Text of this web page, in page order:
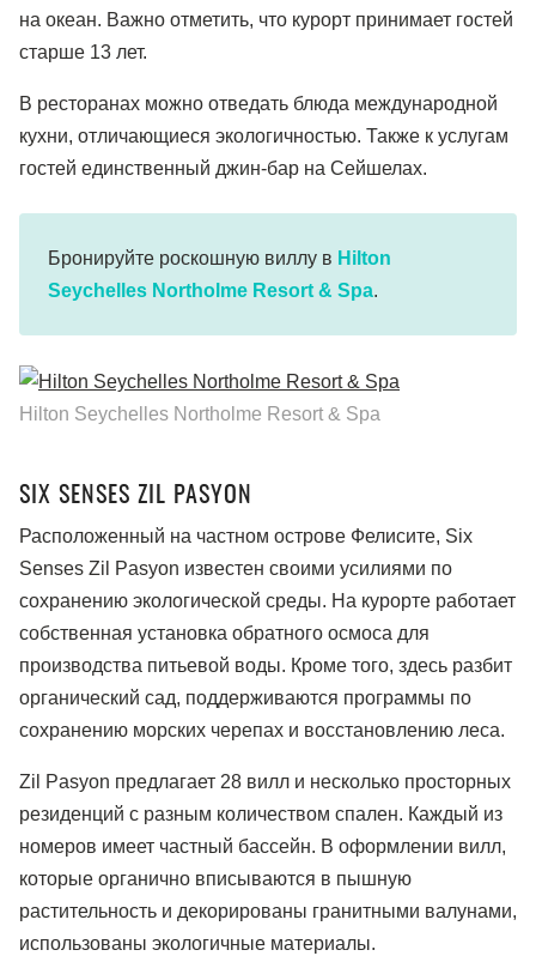
на океан. Важно отметить, что курорт принимает гостей
старше 13 лет.
В ресторанах можно отведать блюда международной
кухни, отличающиеся экологичностью. Также к услугам
гостей единственный джин-бар на Сейшелах.
Бронируйте роскошную виллу в Hilton
Seychelles Northolme Resort & Spa.
Hilton Seychelles Northolme Resort & Spa
SIX SENSES ZIL PASYON
Расположенный на частном острове Фелисите, Six
Senses Zil Pasyon известен своими усилиями по
сохранению экологической среды. На курорте работает
собственная установка обратного осмоса для
производства питьевой воды. Кроме того, здесь разбит
органический сад, поддерживаются программы по
сохранению морских черепах и восстановлению леса.
Zil Pasyon предлагает 28 вилл и несколько просторных
резиденций с разным количеством спален. Каждый из
номеров имеет частный бассейн. В оформлении вилл,
которые органично вписываются в пышную
растительность и декорированы гранитными валунами,
использованы экологичные материалы.